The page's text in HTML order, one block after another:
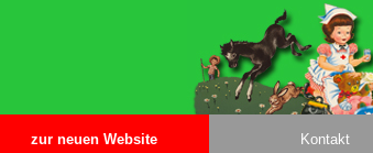
zur neuen Website Kontakt